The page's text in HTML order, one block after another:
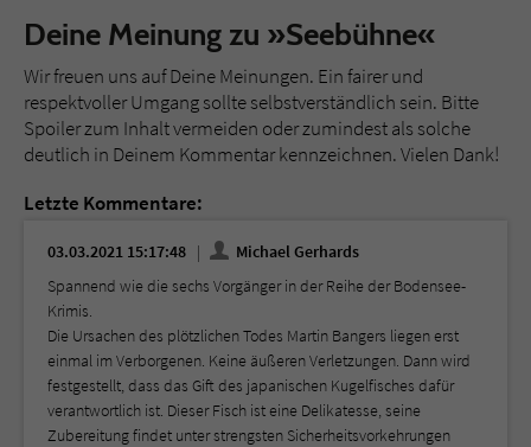
Deine Meinung zu »Seebühne«
Wir freuen uns auf Deine Meinungen. Ein fairer und
respektvoller Umgang sollte selbstverständlich sein. Bitte
Spoiler zum Inhalt vermeiden oder zumindest als solche
deutlich in Deinem Kommentar kennzeichnen. Vielen Dank!
Letzte Kommentare:
03.03.2021 15:17:48
Michael Gerhards
Spannend wie die sechs Vorgänger in der Reihe der Bodensee-
Krimis.
Die Ursachen des plötzlichen Todes Martin Bangers liegen erst
einmal im Verborgenen. Keine äußeren Verletzungen. Dann wird
festgestellt, dass das Gift des japanischen Kugelfisches dafür
verantwortlich ist. Dieser Fisch ist eine Delikatesse, seine
Zubereitung findet unter strengsten Sicherheitsvorkehrungen